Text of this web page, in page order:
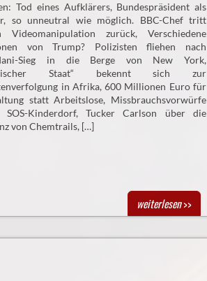
Tod eines Aufklärers, Bundespräsident als
so unneutral wie möglich. BBC-Chef tritt
Videomanipulation zurück, Verschiedene
von Trump? Polizisten fliehen nach
Sieg in die Berge von New York,
Staat“ bekennt sich zur
in Afrika, 600 Millionen Euro für
statt Arbeitslose, Missbrauchsvorwürfe
SOS-Kinderdorf, Tucker Carlson über die
von Chemtrails, […]
weiterlesen>>